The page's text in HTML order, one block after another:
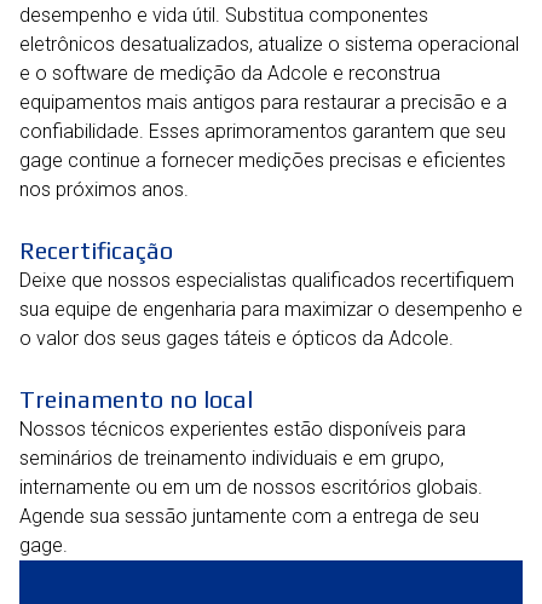
desempenho e vida útil. Substitua componentes
eletrônicos desatualizados, atualize o sistema operacional
e o software de medição da Adcole e reconstrua
equipamentos mais antigos para restaurar a precisão e a
confiabilidade. Esses aprimoramentos garantem que seu
gage continue a fornecer medições precisas e eficientes
nos próximos anos.
Recertificação
Deixe que nossos especialistas qualificados recertifiquem
sua equipe de engenharia para maximizar o desempenho e
o valor dos seus gages táteis e ópticos da Adcole.
Treinamento no local
Nossos técnicos experientes estão disponíveis para
seminários de treinamento individuais e em grupo,
internamente ou em um de nossos escritórios globais.
Agende sua sessão juntamente com a entrega de seu
gage.